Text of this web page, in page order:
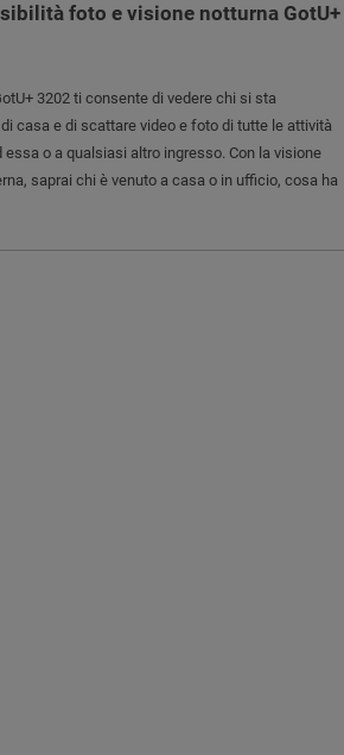
foto e visione notturna GotU+
3202 ti consente di vedere chi si sta
casa e di scattare video e foto di tutte le attività
o a qualsiasi altro ingresso. Con la visione
saprai chi è venuto a casa o in ufficio, cosa ha